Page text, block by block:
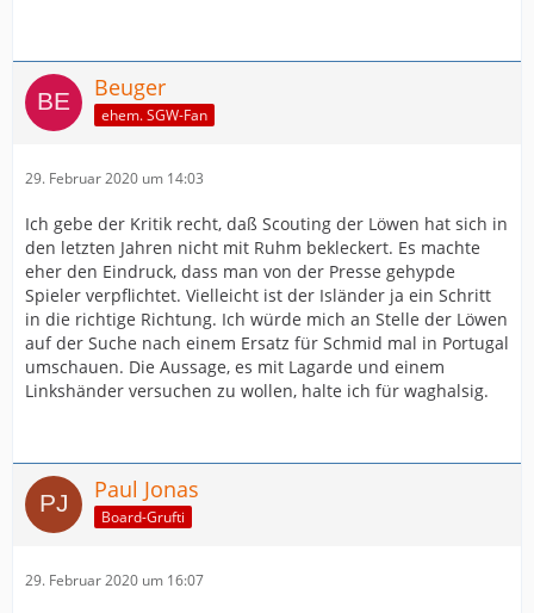
Beuger
ehem. SGW-Fan
29. Februar 2020 um 14:03
Ich gebe der Kritik recht, daß Scouting der Löwen hat sich in
den letzten Jahren nicht mit Ruhm bekleckert. Es machte
eher den Eindruck, dass man von der Presse gehypde
Spieler verpflichtet. Vielleicht ist der Isländer ja ein Schritt
in die richtige Richtung. Ich würde mich an Stelle der Löwen
auf der Suche nach einem Ersatz für Schmid mal in Portugal
umschauen. Die Aussage, es mit Lagarde und einem
Linkshänder versuchen zu wollen, halte ich für waghalsig.
Paul Jonas
Board-Grufti
29. Februar 2020 um 16:07